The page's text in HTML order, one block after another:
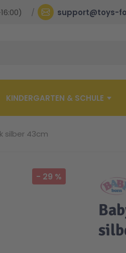
support@toys-
KINDERGARTEN & SCHULE
silber 43cm
- 29 %